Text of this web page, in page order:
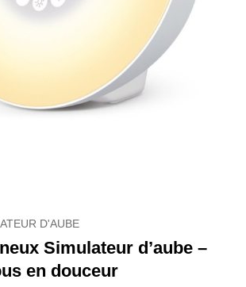
D'AUBE
Simulateur d’aube –
en douceur